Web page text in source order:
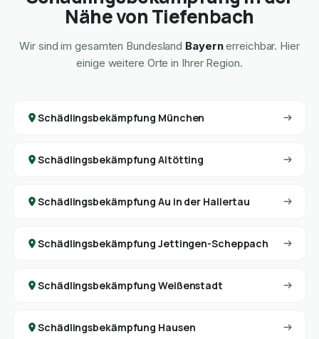
Nähe von Tiefenbach
Wir sind im gesamten Bundesland Bayernerreichbar. Hier
einige weitere Orte in Ihrer Region.
Schädlingsbekämpfung München
Schädlingsbekämpfung Altötting
Schädlingsbekämpfung Au in der Hallertau
Schädlingsbekämpfung Jettingen-Scheppach
Schädlingsbekämpfung Weißenstadt
Schädlingsbekämpfung Hausen